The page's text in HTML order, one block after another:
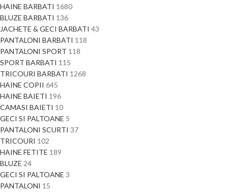
HAINE BARBATI 1680
BLUZE BARBATI 136
JACHETE & GECI BARBATI 43
PANTALONI BARBATI 118
PANTALONI SPORT 118
SPORT BARBATI 115
TRICOURI BARBATI 1268
HAINE COPII 645
HAINE BAIETI 196
CAMASI BAIETI 10
GECI SI PALTOANE 5
PANTALONI SCURTI 37
TRICOURI 102
HAINE FETITE 189
BLUZE 24
GECI SI PALTOANE 3
PANTALONI 15